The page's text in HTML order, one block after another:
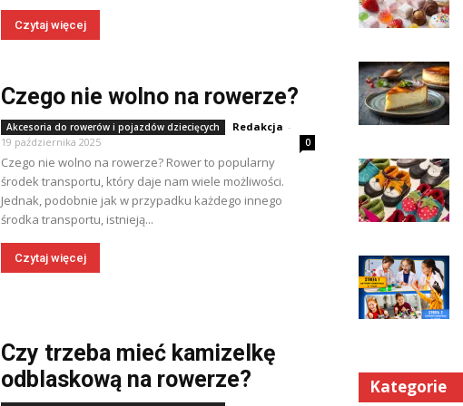
Czytaj więcej
Czego nie wolno na rowerze?
Akcesoria do rowerów i pojazdów dziecięcych Redakcja -
19 października 2025
0
Czego nie wolno na rowerze? Rower to popularny
środek transportu, który daje nam wiele możliwości.
Jednak, podobnie jak w przypadku każdego innego
środka transportu, istnieją...
Czytaj więcej
Czy trzeba mieć kamizelkę
odblaskową na rowerze?
Kategorie